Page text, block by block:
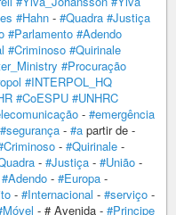
#Hahn - #Quadra #Justiça
#Parlamento #Adendo
#Criminoso #Quirinale
#Procuração
#INTERPOL_HQ
#CoESPU #UNHRC
- #emergência
#segurança - #a partir de -
- #Quirinale -
- #Justiça - #União -
#Adendo - #Europa -
- #Internacional - #serviço -
- # Avenida - #Principe